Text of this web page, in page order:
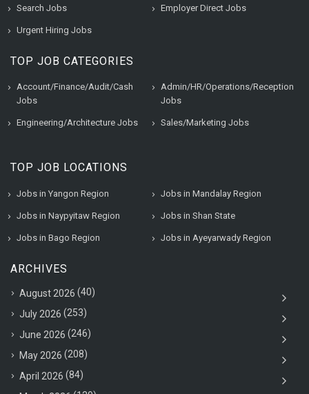
Search Jobs Employer Direct Jobs
Urgent Hiring Jobs
TOP JOB CATEGORIES
Account/Finance/Audit/Cash
Jobs
Admin/HR/Operations/Reception
Jobs
Engineering/Architecture Jobs Sales/Marketing Jobs
TOP JOB LOCATIONS
Jobs in Yangon Region Jobs in Mandalay Region
Jobs in Naypyitaw Region Jobs in Shan State
Jobs in Bago Region Jobs in Ayeyarwady Region
ARCHIVES
August 2026 (40)
July 2026 (253)
June 2026 (246)
May 2026 (208)
April 2026 (84)